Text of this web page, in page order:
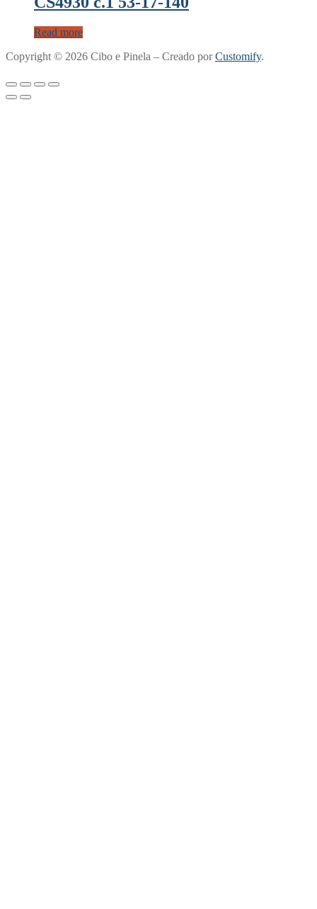
Read more
Copyright © 2026 Cibo e Pinela – Creado porCustomify.